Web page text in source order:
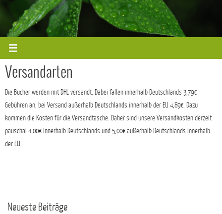
springen
Versandarten
Die Bücher werden mit DHL versandt. Dabei fallen innerhalb Deutschlands 3,79€
Gebühren an, bei Versand außerhalb Deutschlands innerhalb der EU 4,89€. Dazu
kommen die Kosten für die Versandtasche. Daher sind unsere Versandkosten derzeit
pauschal 4,00€ innerhalb Deutschlands und 5,00€ außerhalb Deutschlands innerhalb
der EU.
Neueste Beiträge